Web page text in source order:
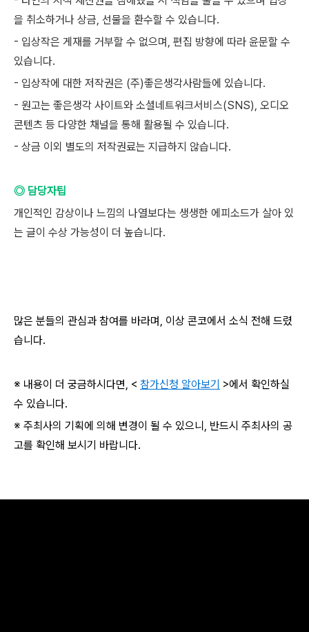
을 취소하거나 상금, 선물을 환수할 수 있습니다.
- 입상작은 게재를 거부할 수 없으며, 편집 방향에 따라 윤문할 수
있습니다.
- 입상작에 대한 저작권은 (주)좋은생각사람들에 있습니다.
- 원고는 좋은생각 사이트와 소셜네트워크서비스(SNS), 오디오
콘텐츠 등 다양한 채널을 통해 활용될 수 있습니다.
- 상금 이외 별도의 저작권료는 지급하지 않습니다.
◎ 담당자팁
개인적인 감상이나 느낌의 나열보다는 생생한 에피소드가 살아 있
는 글이 수상 가능성이 더 높습니다.
많은 분들의 관심과 참여를 바라며, 이상 콘코에서 소식 전해 드렸
습니다.
※ 내용이 더 궁금하시다면, < 참가신청 알아보기 >에서 확인하실
수 있습니다.
※ 주최사의 기획에 의해 변경이 될 수 있으니, 반드시 주최사의 공
고를 확인해 보시기 바랍니다.